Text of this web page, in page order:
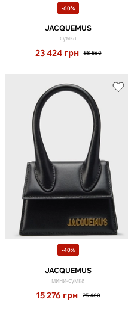
-60%
JACQUEMUS
сумка
23 424 грн 58 560
-40%
JACQUEMUS
мини-сумка
15 276 грн 25 460